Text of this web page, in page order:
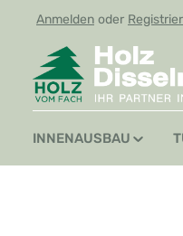
Hauptinhalt springen
Zur Suche springen
Zur Hauptnavigation
Anmelden oder
INNENAUSBAU